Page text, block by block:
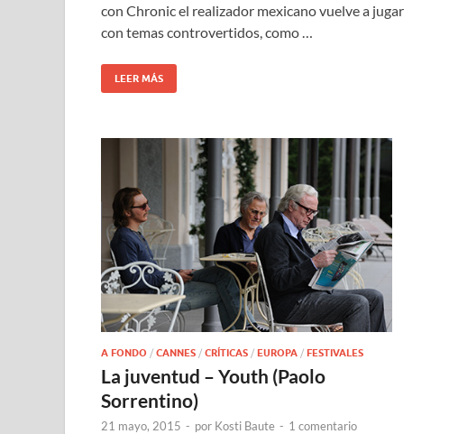
con Chronic el realizador mexicano vuelve a jugar
con temas controvertidos, como …
LEER MÁS
A FONDO / CANNES / CRÍTICAS / EUROPA / FESTIVALES
La juventud – Youth (Paolo
Sorrentino)
21 mayo, 2015 - por Kosti Baute - 1 comentario